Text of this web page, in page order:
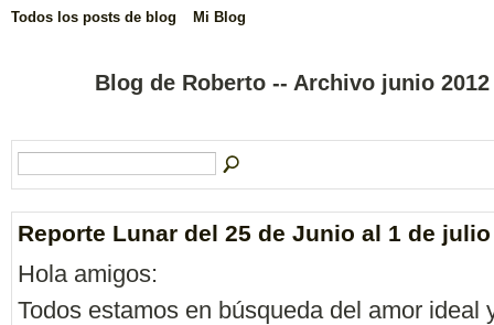
Todos los posts de blog Mi Blog
Blog de Roberto -- Archivo junio
Reporte Lunar del 25 de Junio al 1 de
Hola amigos:
Todos estamos en búsqueda del amor ideal